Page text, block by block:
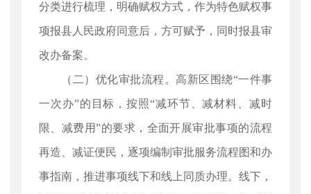
分类进行梳理，明确赋权方式，作为特色赋权事
项报县人民政府同意后，方可赋予，同时报县审
改办备案。
（二）优化审批流程。高新区围绕“一件事
一次办”的目标，按照“减环节、减材料、减时
限、减费用”的要求，全面开展审批事项的流程
再造、减证便民，逐项编制审批服务流程图和办
事指南，推进事项线下和线上同质办理。线下，